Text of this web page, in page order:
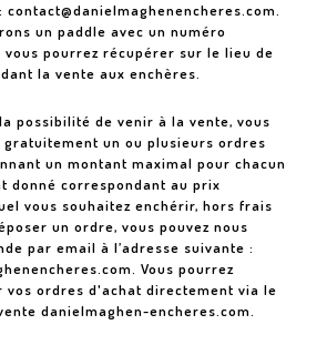
contact@danielmaghenencheres.com
un paddle avec un numéro
vous pourrez récupérer sur le lieu de
la vente aux enchères.
possibilité de venir à la vente, vous
un ou plusieurs ordres
un montant maximal pour chacun
donné correspondant au prix
vous souhaitez enchérir, hors frais
un ordre, vous pouvez nous
par email à l’adresse suivante :
. Vous pourrez
vos ordres d'achat directement via le
danielmaghen-encheres.com